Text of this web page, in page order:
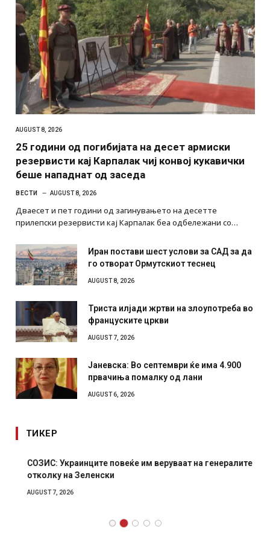
AUGUST 8, 2026
25 години од погибијата на десет армиски
резервисти кај Карпалак чиј конвој кукавички
беше нападнат од заседа
ВЕСТИ AUGUST 8, 2026
Дваесет и пет години од загинувањето на десетте
прилепски резервисти кај Карпалак беа одбележани со…
Иран постави шест услови за САД за да
го отворат Ормутскиот теснец
AUGUST 8, 2026
Триста илјади жртви на злоупотреба во
француските цркви
AUGUST 7, 2026
Јаневска: Во септември ќе има 4.900
првачиња помалку од лани
AUGUST 6, 2026
ТИКЕР
СОЗИС: Украинците повеќе им веруваат на генералите
отколку на Зеленски
AUGUST 7, 2026